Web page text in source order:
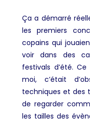
Ça a démarré
les premiers
copains qui
voir dans des
festivals d’été.
moi, c’était
techniques et des
de regarder
les tailles des